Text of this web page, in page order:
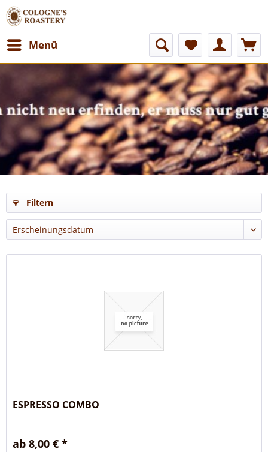
Menü
Filtern
ESPRESSO COMBO
ab 8,00 € *